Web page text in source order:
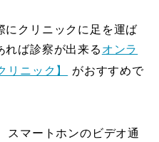
にクリニックに足を運ば
れば診察が出来る オンラ
リニック】
がおすすめで
スマートホンのビデオ通